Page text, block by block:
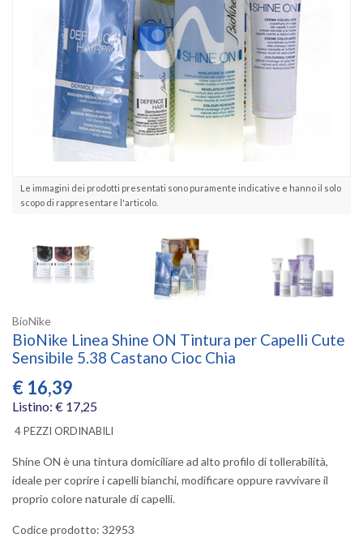
Le immagini dei prodotti presentati sono puramente indicative e hanno il solo
scopo di rappresentare l'articolo.
BioNike
BioNike Linea Shine ON Tintura per Capelli Cute
Sensibile 5.38 Castano Cioc Chia
€ 16,39
Listino: € 17,25
4 PEZZI ORDINABILI
Shine ON è una tintura domiciliare ad alto profilo di tollerabilità,
ideale per coprire i capelli bianchi, modificare oppure ravvivare il
proprio colore naturale di capelli.
Codice prodotto: 32953